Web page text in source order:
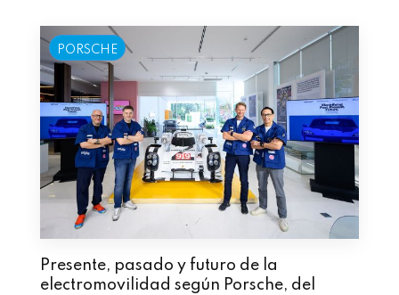
PORSCHE
Presente, pasado y futuro de la
electromovilidad según Porsche, del